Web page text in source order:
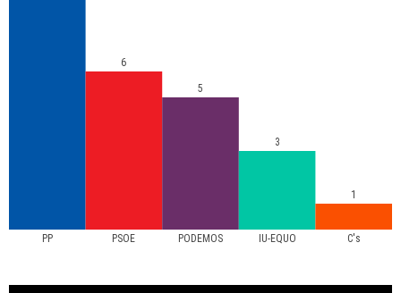
PP PSOE PODEMOS IU-EQUO C's
6
5
3
1